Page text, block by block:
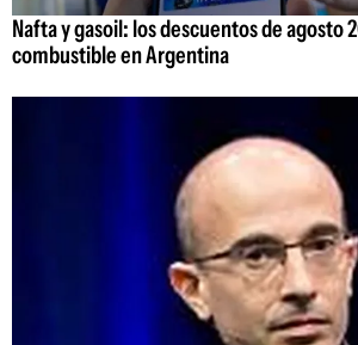
Nafta y gasoil: los descuentos de agosto
combustible en Argentina